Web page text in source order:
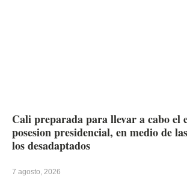
Cali preparada para llevar a cabo el
posesion presidencial, en medio de
los desadaptados
7 agosto, 2026